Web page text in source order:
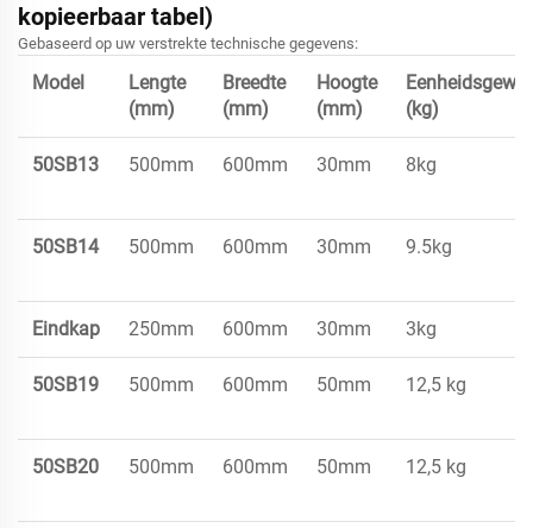
kopieerbaar tabel)
Gebaseerd op uw verstrekte technische gegevens:
Model
Lengte
(mm)
Breedte
(mm)
Hoogte
(mm)
(kg)
50SB13 500mm 600mm 30mm 8kg
50SB14 500mm 600mm 30mm 9.5kg
Eindkap 250mm 600mm 30mm 3kg
50SB19 500mm 600mm 50mm 12,5 kg
50SB20 500mm 600mm 50mm 12,5 kg